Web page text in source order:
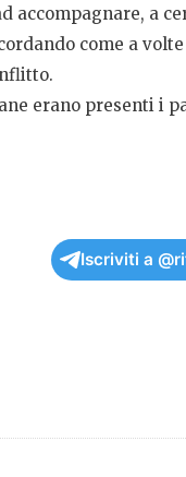
accompagnare, a
come a
erano presenti i
Iscriviti a